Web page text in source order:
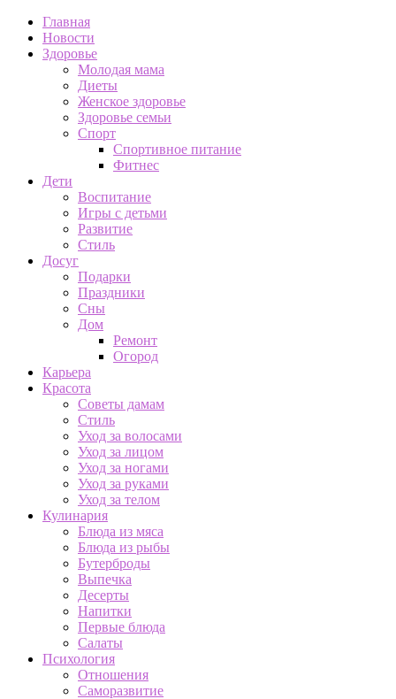
Главная
Новости
Здоровье
Молодая мама
Диеты
Женское здоровье
Здоровье семьи
Спорт
Спортивное питание
Фитнес
Дети
Воспитание
Игры с детьми
Развитие
Стиль
Досуг
Подарки
Праздники
Сны
Дом
Ремонт
Огород
Карьера
Красота
Советы дамам
Стиль
Уход за волосами
Уход за лицом
Уход за ногами
Уход за руками
Уход за телом
Кулинария
Блюда из мяса
Блюда из рыбы
Бутерброды
Выпечка
Десерты
Напитки
Первые блюда
Салаты
Психология
Отношения
Саморазвитие